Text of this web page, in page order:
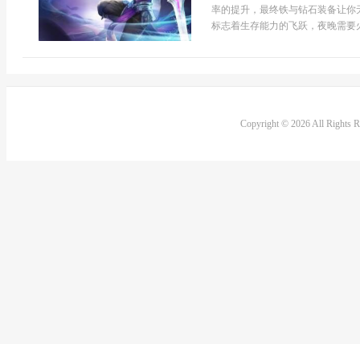
率的提升，最终铁与钻石装备让
标志着生存能力的飞跃，夜晚需
Copyright © 2026 All Rights